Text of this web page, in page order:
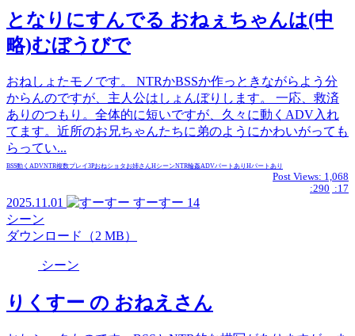
となりにすんでる おねぇちゃんは(中
略)むぼうびで
おねしょたモノです。 NTRかBSSか作っときながらよう分
からんのですが、主人公はしょんぼりします。 一応、救済
ありのつもり。全体的に短いですが、久々に動くADV入れ
てます。近所のお兄ちゃんたちに弟のようにかわいがっても
らってい...
BSS動くADVNTR複数プレイ3Pおねショタ お姉さん HシーンNTR輪姦ADVパートあり Hパートあり
Post Views: 1,068
:290 :17
2025.11.01 すーすー 14
シーン
ダウンロード（2 MB）
シーン
りくすー の おねえさん